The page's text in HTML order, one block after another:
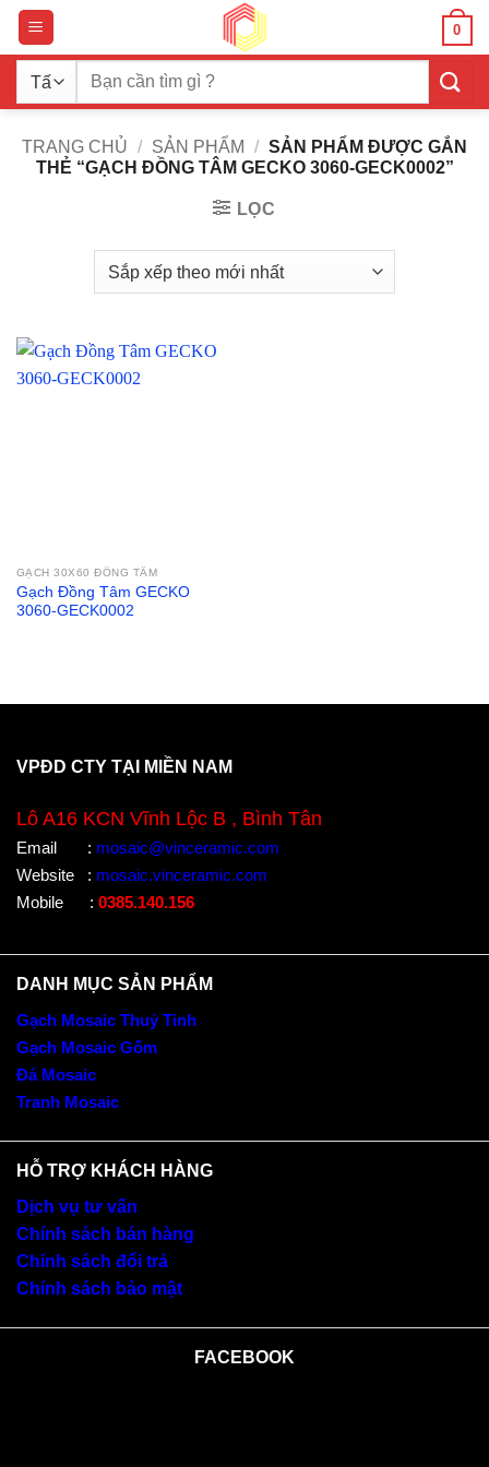
Bỏ
qua
nội
dung
0
Tìm
TRANG CHỦ / SẢN PHẨM / SẢN PHẨM ĐƯỢC GẮN
THẺ “GẠCH ĐỒNG TÂM GECKO 3060-GECK0002”
LỌC
GẠCH 30X60 ĐỒNG TÂM
Gạch Đồng Tâm GECKO
3060-GECK0002
VPĐD CTY TẠI MIỀN NAM
Lô A16 KCN Vĩnh Lộc B , Bình Tân
Email : mosaic@vinceramic.com
Website
: mosaic.vinceramic.com
Mobile
: 0385.140.156
DANH MỤC SẢN PHẨM
Gạch Mosaic Thuỷ Tinh
Gạch Mosaic Gốm
Đá Mosaic
Tranh Mosaic
HỖ TRỢ KHÁCH HÀNG
Dịch vụ tư vấn
Chính sách bán hàng
Chính sách đổi trả
Chính sách bảo mật
FACEBOOK